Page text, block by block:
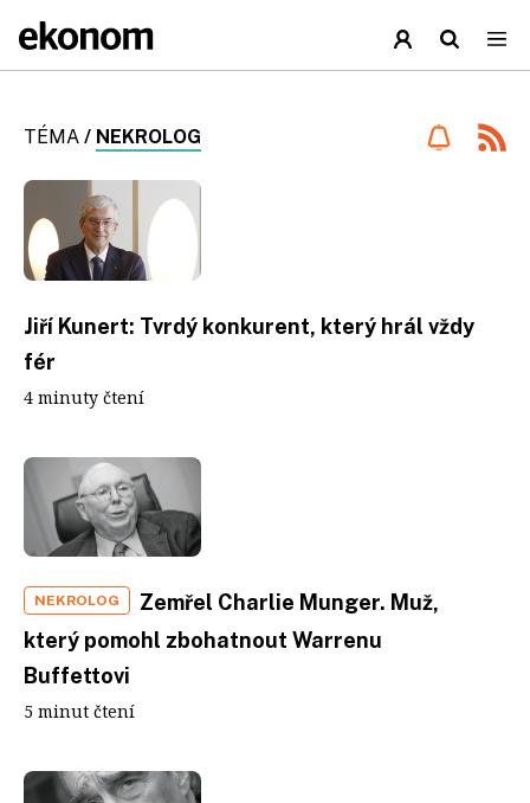
TÉMA / NEKROLOG
Jiří Kunert: Tvrdý konkurent, který hrál vždy
fér
4 minuty čtení
NEKROLOG
Zemřel Charlie Munger. Muž,
který pomohl zbohatnout Warrenu
Buffettovi
5 minut čtení